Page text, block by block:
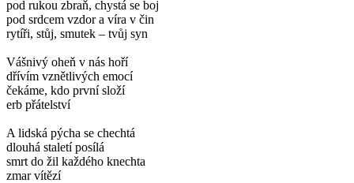
pod rukou zbraň, chystá se boj
pod srdcem vzdor a víra v čin
rytíři, stůj, smutek – tvůj syn
Vášnivý oheň v nás hoří
dřívím vznětlivých emocí
čekáme, kdo první složí
erb přátelství
A lidská pýcha se chechtá
dlouhá staletí posílá
smrt do žil každého knechta
zmar vítězí